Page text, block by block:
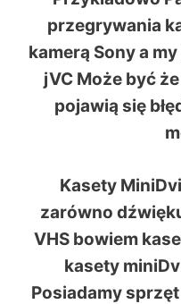
przegrywania
kamerą Sony a
jVC Może być
pojawią się
Kasety
zarówno
VHS bowiem
kasety
Posiadamy